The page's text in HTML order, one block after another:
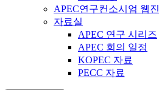
APEC연구컨소시엄 웹진
자료실
APEC 연구 시리즈
APEC 회의 일정
KOPEC 자료
PECC 자료